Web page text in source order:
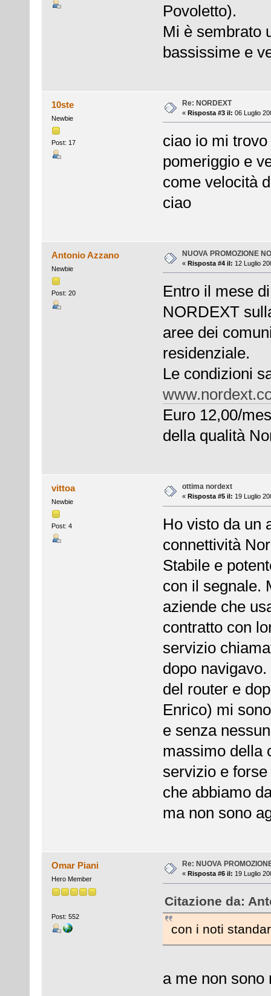
Povoletto).
Mi è sembrato
bassissime e
10ste
Newbie
Post: 17
Re: NORDEXT
« Risposta #3 il: 06 Luglio
ciao io mi
pomeriggio e
come velocità
ciao
Antonio Azzano
Newbie
Post: 20
NUOVA PROMOZIONE
« Risposta #4 il: 12 Luglio
Entro il mese
NORDEXT
aree dei
residenziale.
Le condizioni
Euro 12,00/
della qualità
vittoa
Newbie
Post: 4
ottima nordext
« Risposta #5 il: 19 Luglio
Ho visto da un
connettività
Stabile e
con il segnale.
aziende che
contratto con
servizio
dopo
del router e
Enrico) mi
e senza
massimo della
servizio e
che abbiamo
ma non sono
Omar Piani
Hero Member
Post: 552
Re: NUOVA
« Risposta #6 il: 19 Luglio
Citazione da:
con i noti
a me non